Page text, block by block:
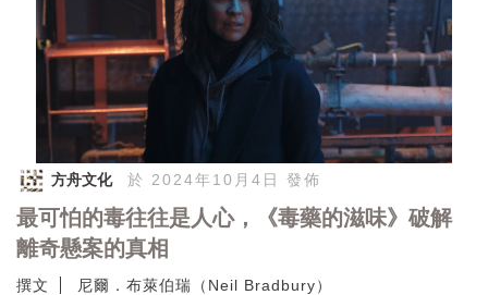
方舟文化 於 2024年10月4日 發佈
最可怕的毒往往是人心，《毒藥的滋味》破解
離奇懸案的真相
撰文 尼爾．布萊伯瑞（Neil Bradbury）